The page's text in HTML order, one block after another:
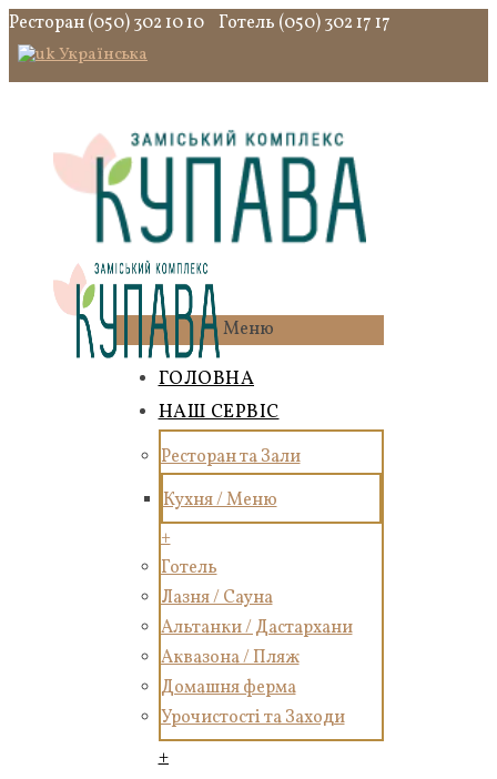
Ресторан (050) 302 10 10 Готель (050) 302 17 17
Українська
Меню
ГОЛОВНА
НАШ СЕРВІС
Ресторан та Зали
Кухня / Меню
+
Готель
Лазня / Сауна
Альтанки / Дастархани
Аквазона / Пляж
Домашня ферма
Урочистості та Заходи
+